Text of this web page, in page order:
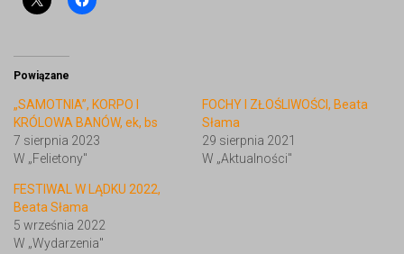
Powiązane
„SAMOTNIA”, KORPO I
KRÓLOWA BANÓW, ek, bs
7 sierpnia 2023
W „Felietony"
FOCHY I ZŁOŚLIWOŚCI, Beata
Słama
29 sierpnia 2021
W „Aktualności"
FESTIWAL W LĄDKU 2022,
Beata Słama
5 września 2022
W „Wydarzenia"